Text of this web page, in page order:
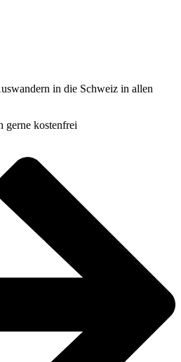
in die Schweiz in allen
gerne kostenfrei